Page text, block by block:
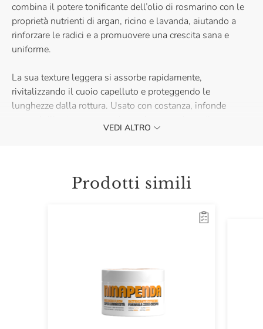
combina il potere tonificante dell’olio di rosmarino con le
proprietà nutrienti di argan, ricino e lavanda, aiutando a
rinforzare le radici e a promuovere una crescita sana e
uniforme.
La sua texture leggera si assorbe rapidamente,
rivitalizzando il cuoio capelluto e proteggendo le
lunghezze dalla rottura. Usato con costanza, infonde
freschezza che accompagna perfettamente la tua routine di
Scopri la Lozione al Rosmarino di Ninapenda e regala ai
tuoi capelli nuova energia, forza e splendore in pochi gesti!
VEDI ALTRO
Prodotti simili